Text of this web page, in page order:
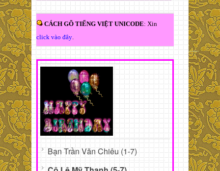
CÁCH GÕ TIẾNG VIỆT UNICODE: Xin
click vào đây.
Bạn Trần Văn Chiêu (1-7)